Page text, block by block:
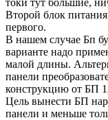
Второй блок
первого.
В нашем случае Бп
варианте надо
малой длины.
панели
конструкцию от БП
Цель вынести БП
панели и меньше